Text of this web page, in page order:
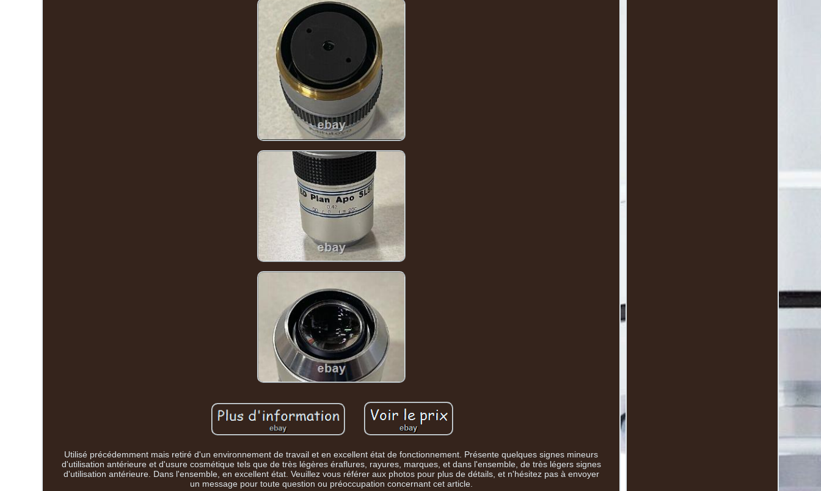
Utilisé précédemment mais retiré d'un environnement de travail et en excellent état de fonctionnement. Présente quelques signes mineurs
d'utilisation antérieure et d'usure cosmétique tels que de très légères éraflures, rayures, marques, et dans l'ensemble, de très légers signes
d'utilisation antérieure. Dans l'ensemble, en excellent état. Veuillez vous référer aux photos pour plus de détails, et n'hésitez pas à envoyer
un message pour toute question ou préoccupation concernant cet article.